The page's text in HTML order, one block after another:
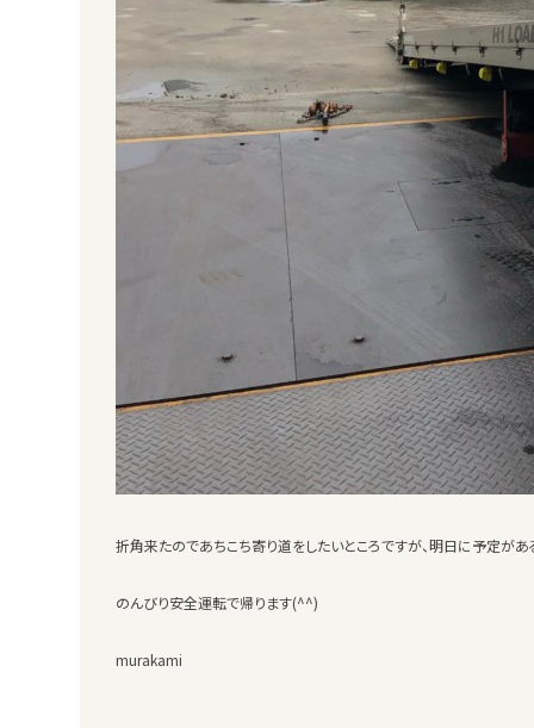
折角来たのであちこち寄り道をしたいところですが、明日に予定が
のんびり安全運転で帰ります(^^)
murakami